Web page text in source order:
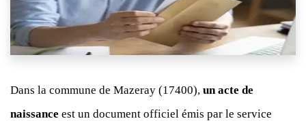
Dans la commune de Mazeray (17400), un acte de
naissance est un document officiel émis par le service